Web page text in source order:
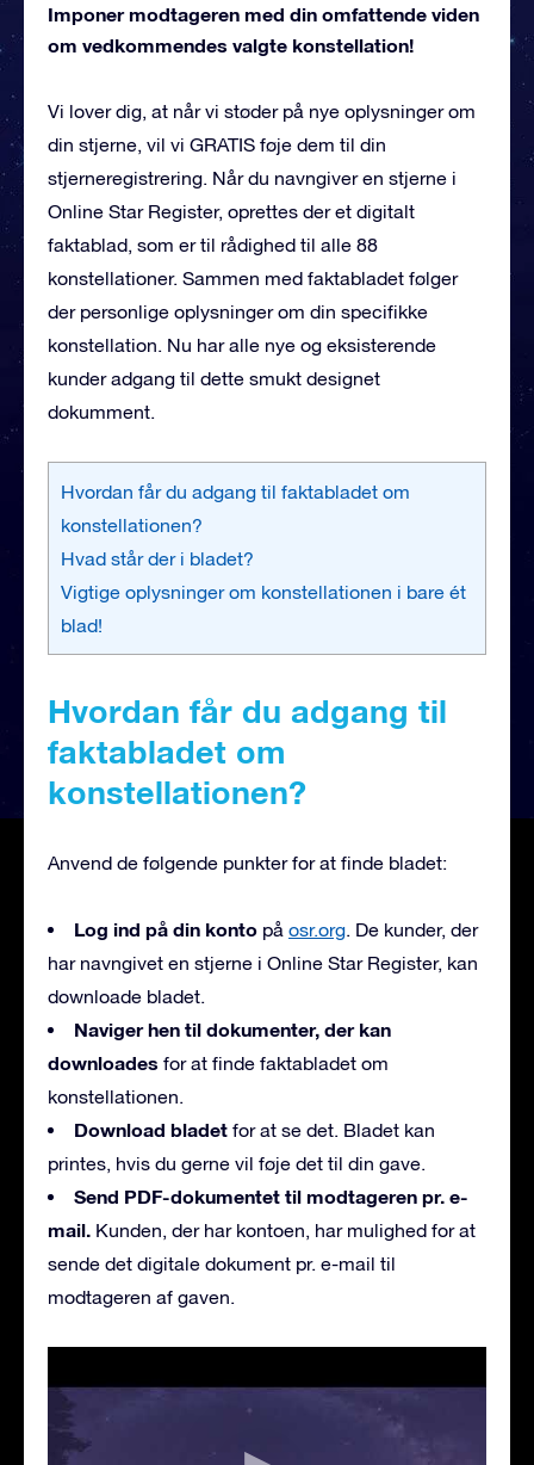
Imponer modtageren med din omfattende viden
om vedkommendes valgte konstellation!
Vi lover dig, at når vi støder på nye oplysninger om
din stjerne, vil vi GRATIS føje dem til din
stjerneregistrering. Når du navngiver en stjerne i
Online Star Register, oprettes der et digitalt
faktablad, som er til rådighed til alle 88
konstellationer. Sammen med faktabladet følger
der personlige oplysninger om din specifikke
konstellation. Nu har alle nye og eksisterende
kunder adgang til dette smukt designet
dokumment.
Hvordan får du adgang til faktabladet om
konstellationen?
Hvad står der i bladet?
Vigtige oplysninger om konstellationen i bare ét
blad!
Hvordan får du adgang til
faktabladet om
konstellationen?
Anvend de følgende punkter for at finde bladet:
Log ind på din konto på osr.org. De kunder, der
har navngivet en stjerne i Online Star Register, kan
downloade bladet.
Naviger hen til dokumenter, der kan
downloades for at finde faktabladet om
konstellationen.
Download bladet for at se det. Bladet kan
printes, hvis du gerne vil føje det til din gave.
Send PDF-dokumentet til modtageren pr. e-
mail. Kunden, der har kontoen, har mulighed for at
sende det digitale dokument pr. e-mail til
modtageren af gaven.